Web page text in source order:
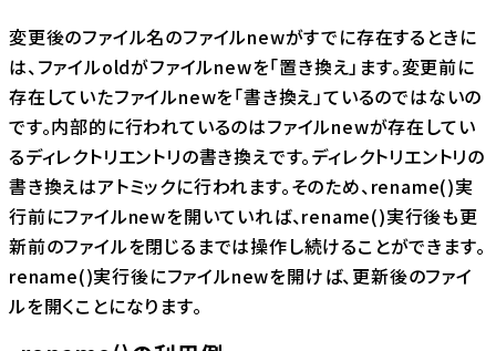
変更後のファイル名のファイルnewがすでに存在するときに
は、ファイルoldがファイルnewを「置き換え」ます。変更前に
存在していたファイルnewを「書き換え」ているのではないの
です。内部的に行われているのはファイルnewが存在してい
るディレクトリエントリの書き換えです。ディレクトリエントリの
書き換えはアトミックに行われます。そのため、rename()実
行前にファイルnewを開いていれば、rename()実行後も更
新前のファイルを閉じるまでは操作し続けることができます。
rename()実行後にファイルnewを開けば、更新後のファイ
ルを開くことになります。